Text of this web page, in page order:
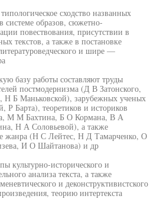
сходство названных
системе образов, сюжетно-
повествования, присутствии в
текстов, а также в постановке
и шире —
базу работы составляют труды
постмодернизма (Д В Затонского,
Б Маньковской), зарубежных ученых
Барта), теоретиков и историков
М М Бахтина, Б О Кормана, В А
Н А Соловьевой), а также
жанра (Н С Лейтес, Н Д Тамарченко, О
И О Шайтанова) и др
культурно-исторического и
анализа текста, а также
и деконструктивистского
теорию интертекста